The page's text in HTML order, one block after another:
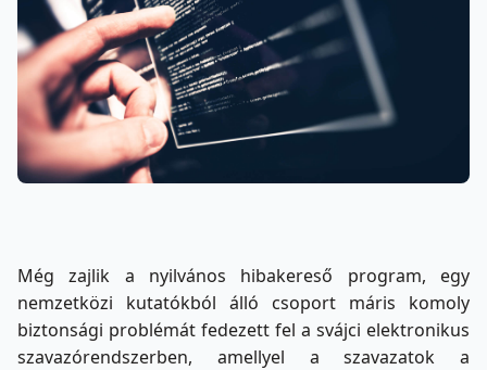
Még zajlik a nyilvános hibakereső program, egy
nemzetközi kutatókból álló csoport máris komoly
biztonsági problémát fedezett fel a svájci elektronikus
szavazórendszerben, amellyel a szavazatok a